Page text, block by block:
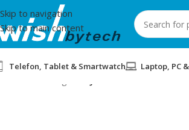
Skip to navigation
Skip to main content
Telefon, Tablet & Smartwatch Laptop, PC